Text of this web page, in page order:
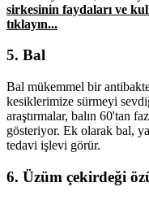
sirkesinin faydaları ve
tıklayın...
5. Bal
Bal mükemmel bir
kesiklerimize sürmeyi
araştırmalar, balın 60'tan
gösteriyor. Ek olarak bal,
tedavi işlevi görür.
6. Üzüm çekirdeği